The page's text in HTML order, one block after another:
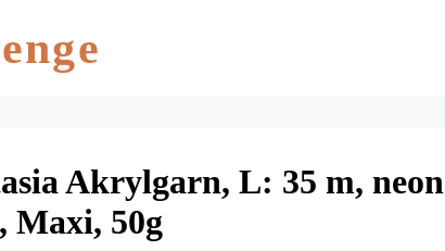
Akrylgarn, L: 35 m, neon
Maxi, 50g